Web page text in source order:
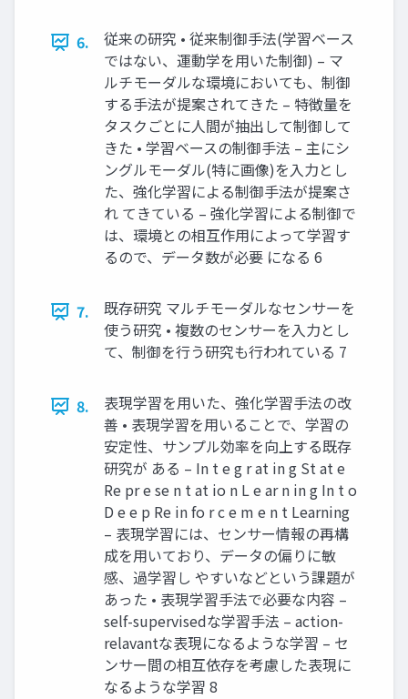
6.
従来の研究 • 従来制御手法(学習ベース
ではない、運動学を用いた制御) – マ
ルチモーダルな環境においても、制御
する手法が提案されてきた – 特徴量を
タスクごとに人間が抽出して制御して
きた • 学習ベースの制御手法 – 主にシ
ングルモーダル(特に画像)を入力とし
た、強化学習による制御手法が提案さ
れ てきている – 強化学習による制御で
は、環境との相互作用によって学習す
るので、データ数が必要 になる 6
7.
既存研究 マルチモーダルなセンサーを
使う研究 • 複数のセンサーを入力とし
て、制御を行う研究も行われている 7
8.
表現学習を用いた、強化学習手法の改
善 • 表現学習を用いることで、学習の
安定性、サンプル効率を向上する既存
研究が ある – In t e g r at in g St at e
Re pr e se n t at io n L e ar n in g In t o
D e e p Re in fo r c e m e n t Learning
– 表現学習には、センサー情報の再構
成を用いており、データの偏りに敏
感、過学習し やすいなどという課題が
あった • 表現学習手法で必要な内容 –
self-supervisedな学習手法 – action-
relavantな表現になるような学習 – セ
ンサー間の相互依存を考慮した表現に
なるような学習 8